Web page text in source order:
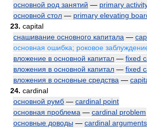
основной род занятий — primary
основной стол — primary elevating
23. capital
снашивание основного капитала —
основная ошибка; роковое
вложение в основной капитал — fixed
вложения в основной капитал — fixed
вложения в основные средства —
24. cardinal
основной румб — cardinal point
основная проблема — cardinal problem
основные доводы — cardinal arguments